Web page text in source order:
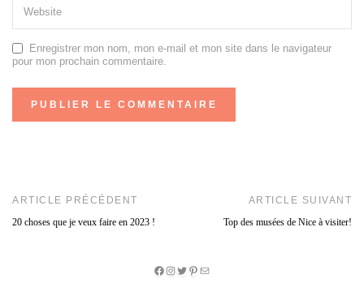
Enregistrer mon nom, mon e-mail et mon site dans le navigateur
pour mon prochain commentaire.
ARTICLE PRÉCÉDENT
20 choses que je veux faire en 2023 !
ARTICLE SUIVANT
Top des musées de Nice à visiter!
Facebook
Instagram
Twitter
Pinterest
E-